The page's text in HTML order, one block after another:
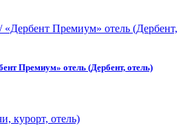
Премиум» отель (Дербент, отель)